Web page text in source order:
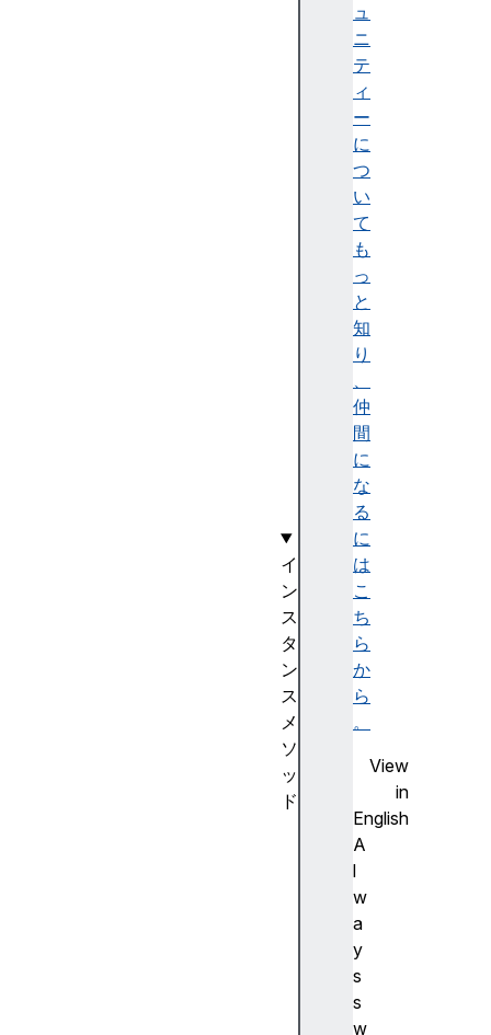
ュ
ニ
テ
ィ
ー
に
つ
い
て
も
っ
と
知
り
、
仲
間
に
な
る
に
は
こ
ち
ら
か
ら
。
View
in
English
A
l
w
a
y
s
s
w
イ
ン
ス
タ
ン
ス
メ
ソ
ッ
ド